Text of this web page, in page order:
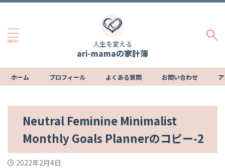
人生を変える
ari-mamaの家計簿
ホーム プロフィール よくある質問 お問い合わせ
Neutral Feminine Minimalist
Monthly Goals Plannerのコピー-2
2022年2月4日